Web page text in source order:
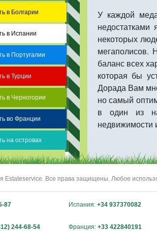
У каждой
недостатками
некоторых
мегаполисов.
баланс всех
которая бы
Дорада Вам
но самый
в один из
недвижимости
в Болгарии
в Испании
в Португалии
в Турции
в Черногории
во Франции
на островах
Estateservice. Все права защищены. Любое
87 Испания: +34 937370082
244-68-54 Франция: +33 422840191